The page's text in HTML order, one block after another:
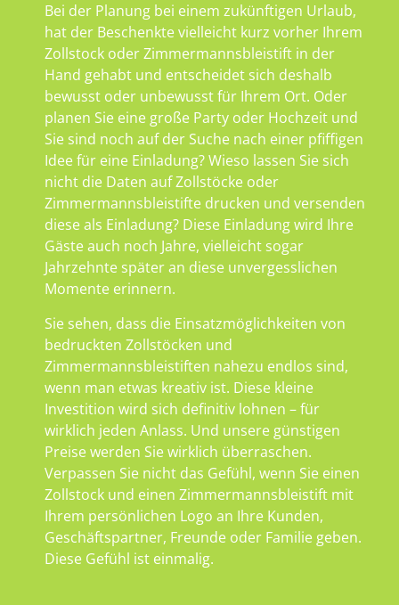
Bei der Planung bei einem zukünftigen Urlaub,
hat der Beschenkte vielleicht kurz vorher Ihrem
Zollstock oder Zimmermannsbleistift in der
Hand gehabt und entscheidet sich deshalb
bewusst oder unbewusst für Ihrem Ort. Oder
planen Sie eine große Party oder Hochzeit und
Sie sind noch auf der Suche nach einer pfiffigen
Idee für eine Einladung? Wieso lassen Sie sich
nicht die Daten auf Zollstöcke oder
Zimmermannsbleistifte drucken und versenden
diese als Einladung? Diese Einladung wird Ihre
Gäste auch noch Jahre, vielleicht sogar
Jahrzehnte später an diese unvergesslichen
Momente erinnern.
Sie sehen, dass die Einsatzmöglichkeiten von
bedruckten Zollstöcken und
Zimmermannsbleistiften nahezu endlos sind,
wenn man etwas kreativ ist. Diese kleine
Investition wird sich definitiv lohnen – für
wirklich jeden Anlass. Und unsere günstigen
Preise werden Sie wirklich überraschen.
Verpassen Sie nicht das Gefühl, wenn Sie einen
Zollstock und einen Zimmermannsbleistift mit
Ihrem persönlichen Logo an Ihre Kunden,
Geschäftspartner, Freunde oder Familie geben.
Diese Gefühl ist einmalig.